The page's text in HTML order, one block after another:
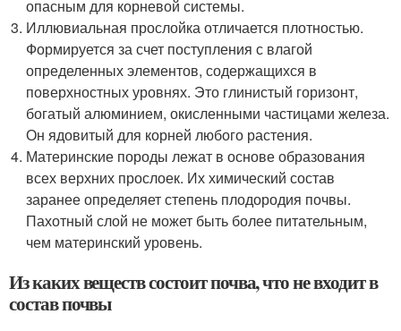
опасным для корневой системы.
Иллювиальная прослойка отличается плотностью.
Формируется за счет поступления с влагой
определенных элементов, содержащихся в
поверхностных уровнях. Это глинистый горизонт,
богатый алюминием, окисленными частицами железа.
Он ядовитый для корней любого растения.
Материнские породы лежат в основе образования
всех верхних прослоек. Их химический состав
заранее определяет степень плодородия почвы.
Пахотный слой не может быть более питательным,
чем материнский уровень.
Из каких веществ состоит почва, что не входит в
состав почвы